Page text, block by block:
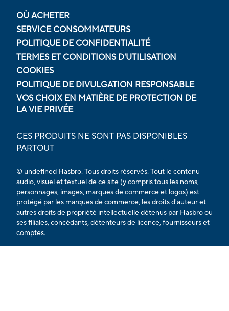
OÙ ACHETER
SERVICE CONSOMMATEURS
POLITIQUE DE CONFIDENTIALITÉ
TERMES ET CONDITIONS D'UTILISATION
COOKIES
POLITIQUE DE DIVULGATION RESPONSABLE
VOS CHOIX EN MATIÈRE DE PROTECTION DE
LA VIE PRIVÉE
CES PRODUITS NE SONT PAS DISPONIBLES
PARTOUT
© undefined Hasbro. Tous droits réservés. Tout le contenu
audio, visuel et textuel de ce site (y compris tous les noms,
personnages, images, marques de commerce et logos) est
protégé par les marques de commerce, les droits d'auteur et
autres droits de propriété intellectuelle détenus par Hasbro ou
ses filiales, concédants, détenteurs de licence, fournisseurs et
comptes.